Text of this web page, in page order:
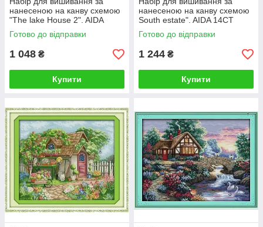
нанесеною на канву схемою
"The lake House 2". AIDA
14CT printed 52*42 см
Готово до відправки
1 048 ₴
Купити
нанесеною на канву схемою
South estate". AIDA 14CT
printed 61*48 см
Готово до відправки
1 244 ₴
Купити